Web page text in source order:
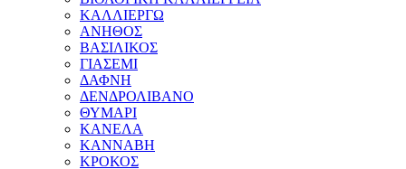
ΚΑΛΛΙΕΡΓΩ
ΑΝΗΘΟΣ
ΒΑΣΙΛΙΚΟΣ
ΓΙΑΣΕΜΙ
ΔΑΦΝΗ
ΔΕΝΔΡΟΛΙΒΑΝΟ
ΘΥΜΑΡΙ
ΚΑΝΕΛΑ
ΚΑΝΝΑΒΗ
ΚΡΟΚΟΣ